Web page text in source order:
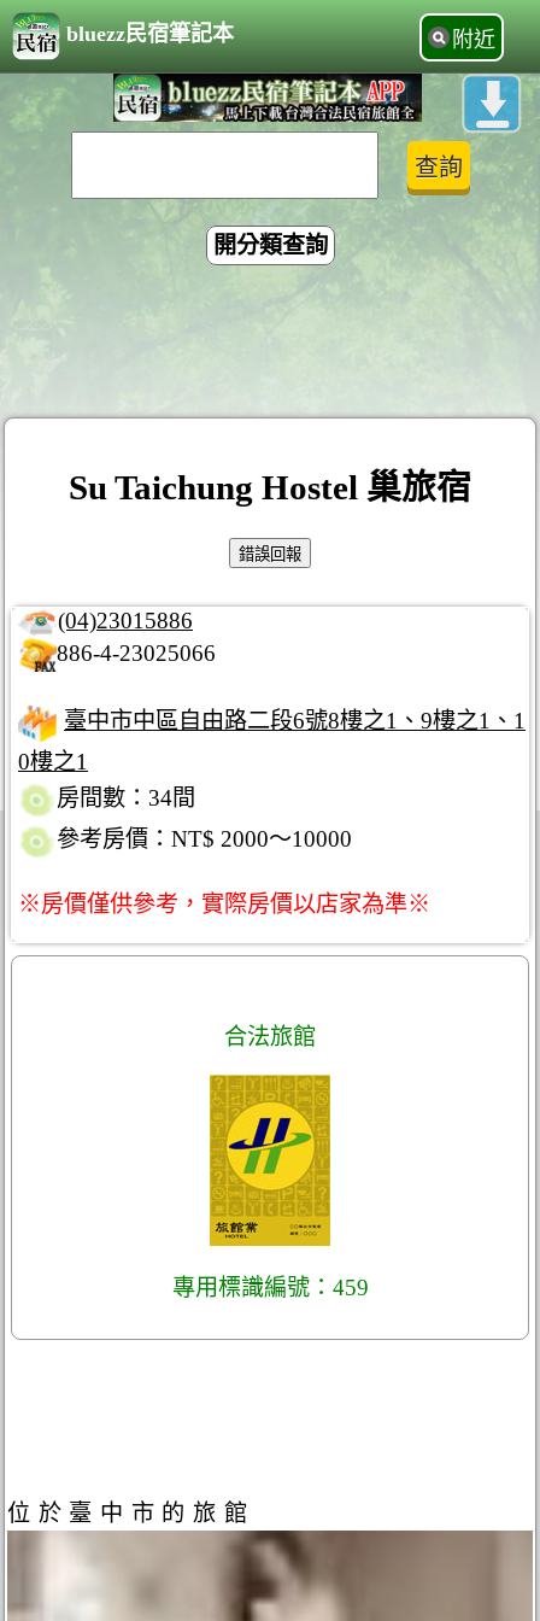
bluezz民宿筆記本 附近
開分類查詢
Su Taichung Hostel 巢旅宿
(04)23015886
886-4-23025066
臺中市中區自由路二段6號8樓之1、9樓之1、1
0樓之1
房間數：34間
參考房價：NT$ 2000～10000
※房價僅供參考，實際房價以店家為準※
合法旅館
專用標識編號：459
位於臺中市的旅館